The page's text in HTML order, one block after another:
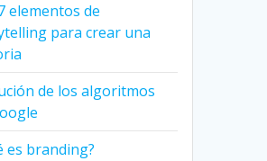
elementos de
para crear una
de los algoritmos
es branding?